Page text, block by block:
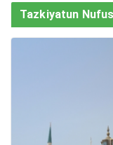
Tazkiyatun Nufus